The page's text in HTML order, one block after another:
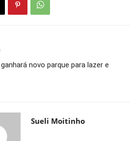
novo parque para lazer e
Sueli Moitinho